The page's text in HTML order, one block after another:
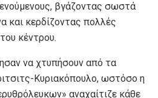
βγάζοντας σωστά
και κερδίζοντας πολλές
κέντρου.
να χτυπήσουν από τα
Κυριακόπουλο, ωστόσο η
αναχαίτιζε κάθε